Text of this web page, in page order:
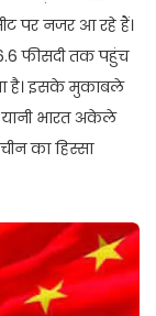
पर नजर आ रहे हैं।
फीसदी तक पहुंच
है। इसके मुकाबले
यानी भारत अकेले
का हिस्सा